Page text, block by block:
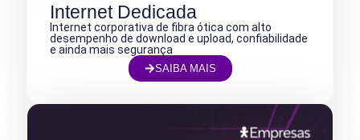
Internet Dedicada
Internet corporativa de fibra ótica com alto
desempenho de download e upload, confiabilidade
e ainda mais segurança
SAIBA MAIS